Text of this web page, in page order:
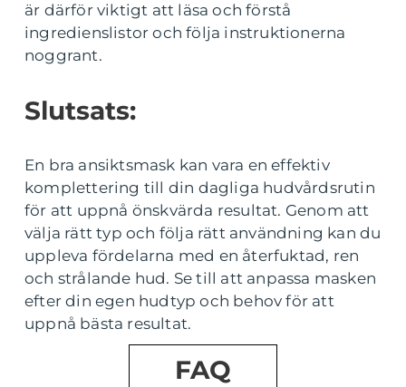
är därför viktigt att läsa och förstå
ingredienslistor och följa instruktionerna
noggrant.
Slutsats:
En bra ansiktsmask kan vara en effektiv
komplettering till din dagliga hudvårdsrutin
för att uppnå önskvärda resultat. Genom att
välja rätt typ och följa rätt användning kan du
uppleva fördelarna med en återfuktad, ren
och strålande hud. Se till att anpassa masken
efter din egen hudtyp och behov för att
uppnå bästa resultat.
FAQ